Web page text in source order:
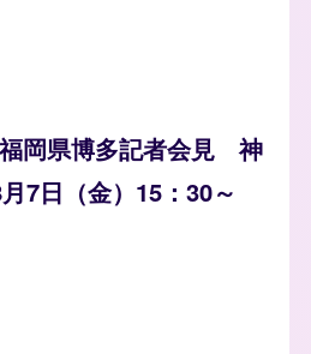
福岡県博多記者会見 神
7日（金）15：30～